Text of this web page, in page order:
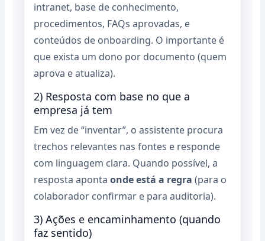
intranet, base de conhecimento,
procedimentos, FAQs aprovadas, e
conteúdos de onboarding. O importante é
que exista um dono por documento (quem
aprova e atualiza).
2) Resposta com base no que a
empresa já tem
Em vez de “inventar”, o assistente procura
trechos relevantes nas fontes e responde
com linguagem clara. Quando possível, a
resposta apontaonde está a regra (para o
colaborador confirmar e para auditoria).
3) Ações e encaminhamento (quando
faz sentido)